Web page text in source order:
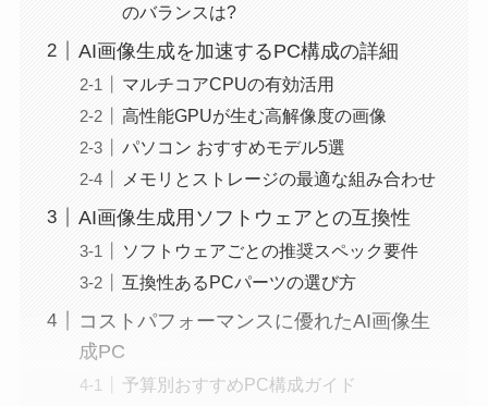
のバランスは?
AI画像生成を加速するPC構成の詳細
マルチコアCPUの有効活用
高性能GPUが生む高解像度の画像
パソコン おすすめモデル5選
メモリとストレージの最適な組み合わせ
AI画像生成用ソフトウェアとの互換性
ソフトウェアごとの推奨スペック要件
互換性あるPCパーツの選び方
コストパフォーマンスに優れたAI画像生
成PC
予算別おすすめPC構成ガイド